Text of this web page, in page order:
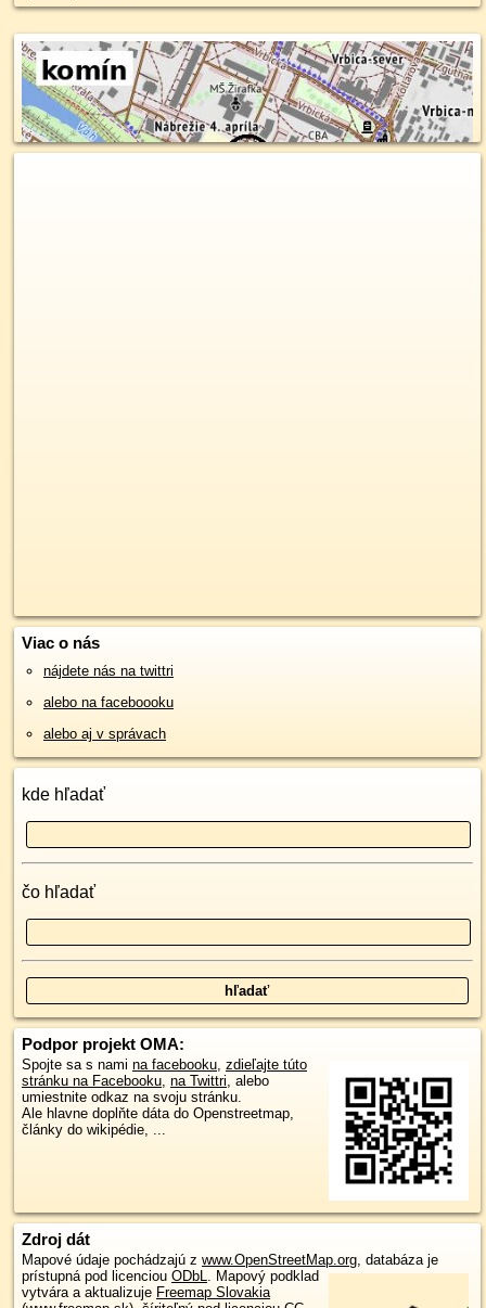
Viac o nás
nájdete nás na twittri
alebo na faceboooku
alebo aj v správach
kde hľadať
čo hľadať
Podpor projekt OMA:
Spojte sa s nami na facebooku, zdieľajte túto
stránku na Facebooku, na Twittri, alebo
umiestnite odkaz na svoju stránku.
Ale hlavne doplňte dáta do Openstreetmap,
články do wikipédie, ...
Zdroj dát
Mapové údaje pochádzajú z www.OpenStreetMap.org, databáza je
prístupná pod licenciou ODbL. Mapový podklad
vytvára a aktualizuje Freemap Slovakia